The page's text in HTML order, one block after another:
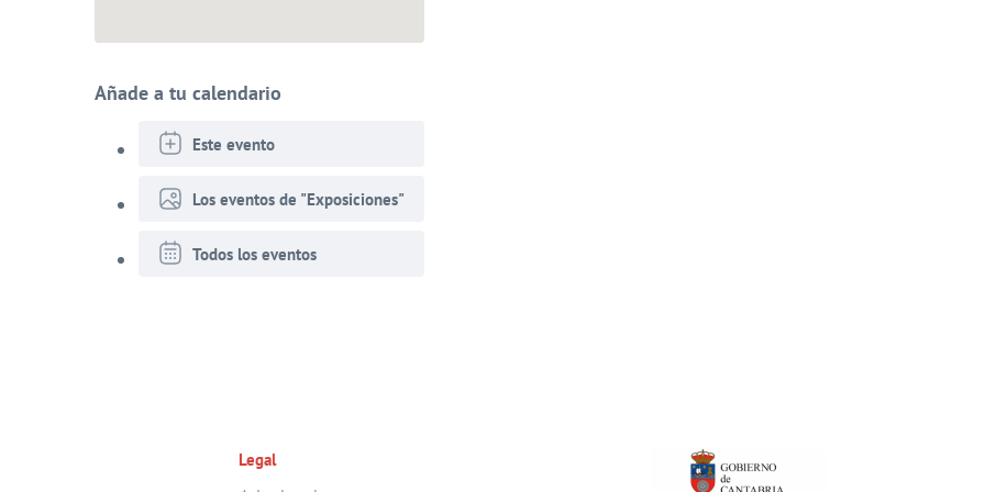
Añade a tu calendario
Este evento
Los eventos de "Exposiciones"
Todos los eventos
Legal